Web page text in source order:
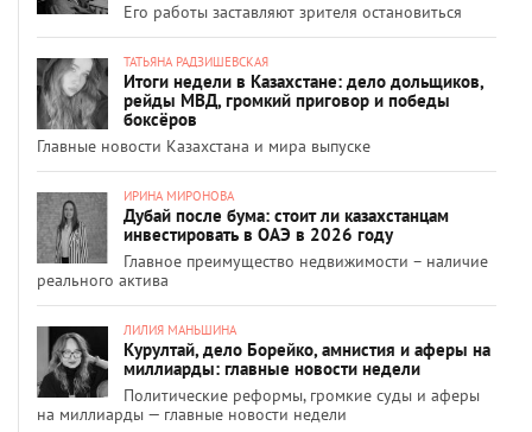
Его работы заставляют зрителя остановиться
ТАТЬЯНА РАДЗИШЕВСКАЯ
Итоги недели в Казахстане: дело дольщиков,
рейды МВД, громкий приговор и победы
боксёров
Главные новости Казахстана и мира выпуске
ИРИНА МИРОНОВА
Дубай после бума: стоит ли казахстанцам
инвестировать в ОАЭ в 2026 году
Главное преимущество недвижимости – наличие
реального актива
ЛИЛИЯ МАНЬШИНА
Курултай, дело Борейко, амнистия и аферы на
миллиарды: главные новости недели
Политические реформы, громкие суды и аферы
на миллиарды — главные новости недели